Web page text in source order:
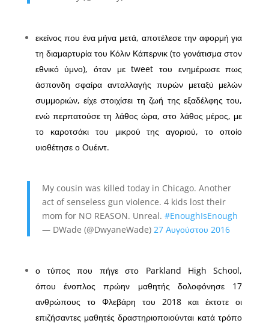
εκείνος που ένα μήνα μετά, αποτέλεσε την αφορμή για
τη διαμαρτυρία του Κόλιν Κάπερνικ (το γονάτισμα στον
εθνικό ύμνο), όταν με tweet του ενημέρωσε πως
άσπονδη σφαίρα ανταλλαγής πυρών μεταξύ μελών
συμμοριών, είχε στοιχίσει τη ζωή της εξαδέλφης του,
ενώ περπατούσε τη λάθος ώρα, στο λάθος μέρος, με
το καροτσάκι του μικρού της αγοριού, το οποίο
υιοθέτησε ο Ουέιντ.
My cousin was killed today in Chicago. Another
act of senseless gun violence. 4 kids lost their
mom for NO REASON. Unreal. #EnoughIsEnough
— DWade (@DwyaneWade) 27 Αυγούστου 2016
ο τύπος που πήγε στο Parkland High School,
όπου ένοπλος πρώην μαθητής δολοφόνησε 17
ανθρώπους το Φλεβάρη του 2018 και έκτοτε οι
επιζήσαντες μαθητές δραστηριοποιούνται κατά τρόπο